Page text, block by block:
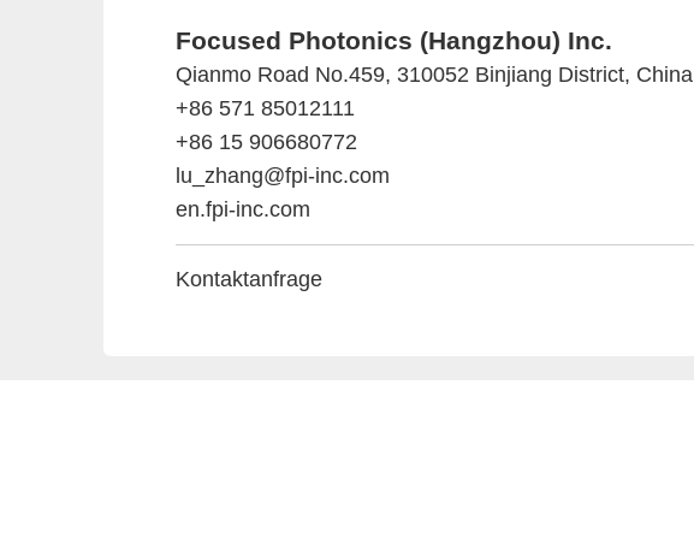
Focused Photonics (Hangzhou) Inc.
Qianmo Road No.459, 310052 Binjiang District, China
+86 571 85012111
+86 15 906680772
lu_zhang@fpi-inc.com
en.fpi-inc.com
Kontaktanfrage